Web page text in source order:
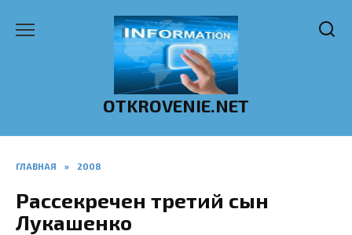
OTKROVENIE.NET
ГЛАВНАЯ » 2008
Рассекречен третий сын
Лукашенко